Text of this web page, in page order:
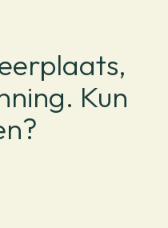
Kun